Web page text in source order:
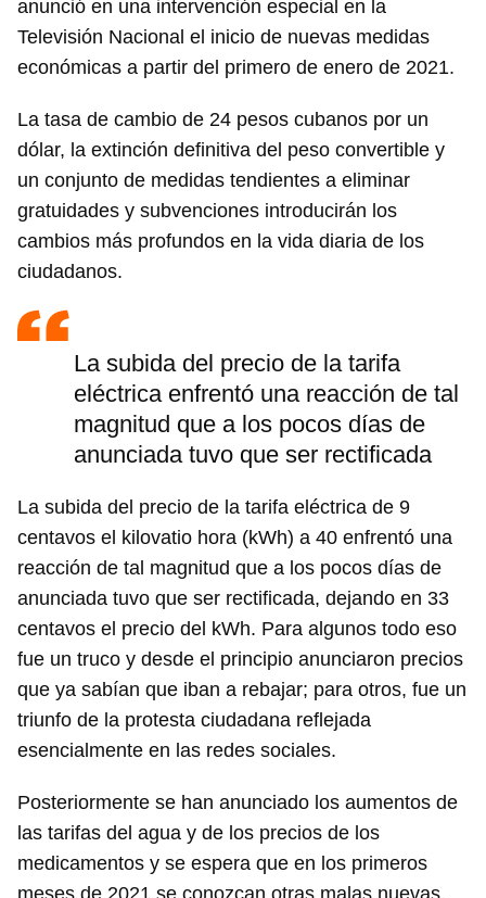
Guardar como favorito
Para poder guardar como favorito, primero has de
iniciar sesión con tu cuenta de 14ymedio.
INICIAR SESIÓN CANCELAR
anunció en una intervención especial en la
Televisión Nacional el inicio de nuevas medidas
económicas a partir del primero de enero de 2021.
La tasa de cambio de 24 pesos cubanos por un
dólar, la extinción definitiva del peso convertible y
un conjunto de medidas tendientes a eliminar
gratuidades y subvenciones introducirán los
cambios más profundos en la vida diaria de los
ciudadanos.
La subida del precio de la tarifa
eléctrica enfrentó una reacción de tal
magnitud que a los pocos días de
anunciada tuvo que ser rectificada
La subida del precio de la tarifa eléctrica de 9
centavos el kilovatio hora (kWh) a 40 enfrentó una
reacción de tal magnitud que a los pocos días de
anunciada tuvo que ser rectificada, dejando en 33
centavos el precio del kWh. Para algunos todo eso
fue un truco y desde el principio anunciaron precios
que ya sabían que iban a rebajar; para otros, fue un
triunfo de la protesta ciudadana reflejada
esencialmente en las redes sociales.
Posteriormente se han anunciado los aumentos de
las tarifas del agua y de los precios de los
medicamentos y se espera que en los primeros